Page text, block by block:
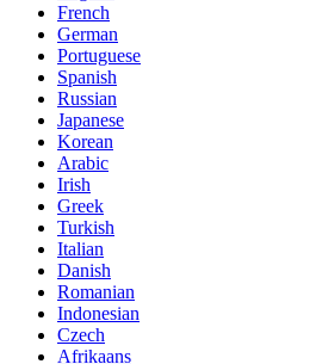
French
German
Portuguese
Spanish
Russian
Japanese
Korean
Arabic
Irish
Greek
Turkish
Italian
Danish
Romanian
Indonesian
Czech
Afrikaans